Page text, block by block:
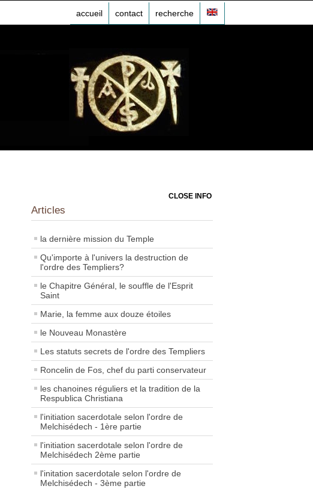
accueil contact recherche
CLOSE INFO
Articles
la dernière mission du Temple
Qu'importe à l'univers la destruction de
l'ordre des Templiers?
le Chapitre Général, le souffle de l'Esprit
Saint
Marie, la femme aux douze étoiles
le Nouveau Monastère
Les statuts secrets de l'ordre des Templiers
Roncelin de Fos, chef du parti conservateur
les chanoines réguliers et la tradition de la
Respublica Christiana
l'initiation sacerdotale selon l'ordre de
Melchisédech - 1ère partie
l'initiation sacerdotale selon l'ordre de
Melchisédech 2ème partie
l'initation sacerdotale selon l'ordre de
Melchisédech - 3ème partie